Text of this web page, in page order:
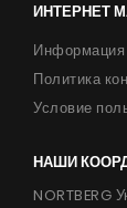
ИНТЕРНЕТ
Информация
Политика
Условие
НАШИ
NORTBERG